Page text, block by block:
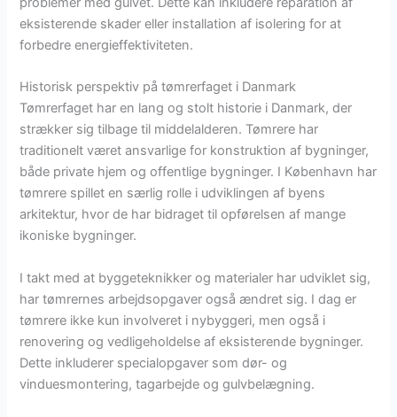
eksisterende skader eller installation af isolering for at
forbedre energieffektiviteten.
Historisk perspektiv på tømrerfaget i Danmark
Tømrerfaget har en lang og stolt historie i Danmark, der
strækker sig tilbage til middelalderen. Tømrere har
traditionelt været ansvarlige for konstruktion af bygninger,
både private hjem og offentlige bygninger. I København har
tømrere spillet en særlig rolle i udviklingen af byens
arkitektur, hvor de har bidraget til opførelsen af mange
ikoniske bygninger.
I takt med at byggeteknikker og materialer har udviklet sig,
har tømrernes arbejdsopgaver også ændret sig. I dag er
tømrere ikke kun involveret i nybyggeri, men også i
renovering og vedligeholdelse af eksisterende bygninger.
Dette inkluderer specialopgaver som dør- og
vinduesmontering, tagarbejde og gulvbelægning.